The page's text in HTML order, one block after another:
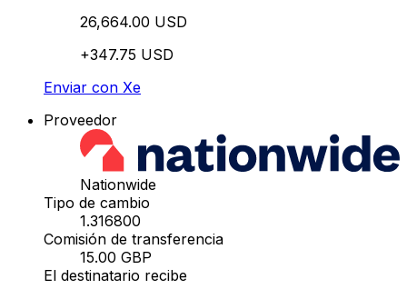
26,664.00 USD
+347.75 USD
Enviar con Xe
Proveedor
Nationwide
Tipo de cambio
1.316800
Comisión de transferencia
15.00 GBP
El destinatario recibe